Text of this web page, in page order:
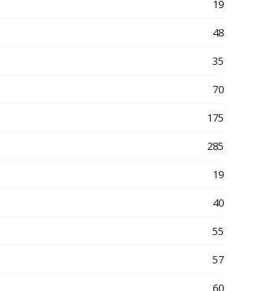
19
48
35
70
175
285
19
40
55
57
60